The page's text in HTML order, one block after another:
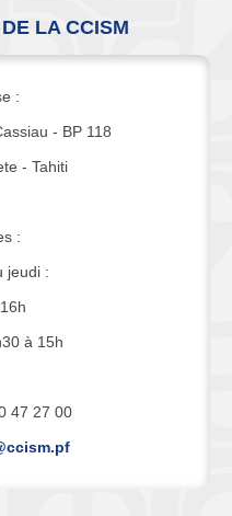
LA CCISM
:
- BP 118
- Tahiti
:
jeudi :
à 15h
47 27 00